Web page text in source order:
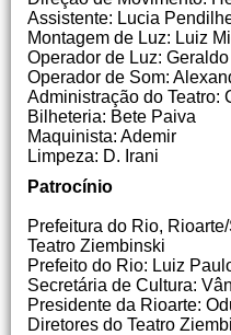
Assistente: Lucia
Montagem de Luz: Luiz
Operador de Luz:
Operador de Som:
Administração do Teatro:
Bilheteria: Bete Paiva
Maquinista: Ademir
Limpeza: D. Irani
Patrocínio
Prefeitura do Rio,
Teatro Ziembinski
Prefeito do Rio: Luiz
Secretária de Cultura:
Presidente da Rioarte:
Diretores do Teatro